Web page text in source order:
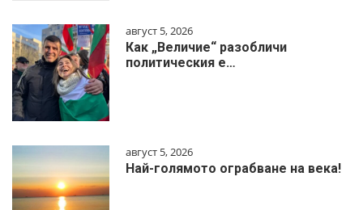
август 5, 2026
Как „Величие“ разобличи
политическия е…
август 5, 2026
Най-голямото ограбване на века!